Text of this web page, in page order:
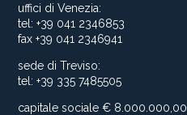
uffici di Venezia:
tel: +39 041 2346853
fax +39 041 2346941
sede di Treviso:
tel: +39 335 7485505
capitale sociale € 8.000.000,00